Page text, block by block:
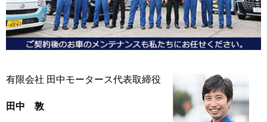
有限会社 田中モータース代表取締役
田中 敦